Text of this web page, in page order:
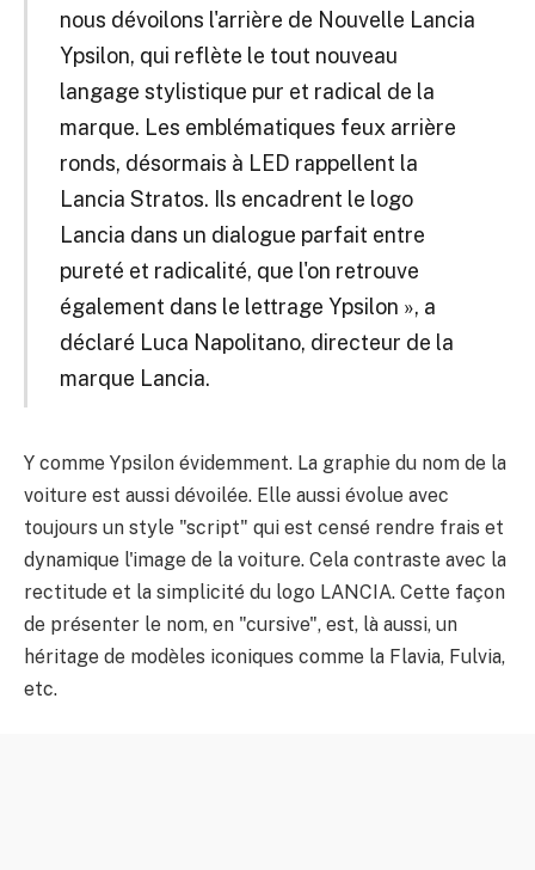
nous dévoilons l'arrière de Nouvelle Lancia
Ypsilon, qui reflète le tout nouveau
langage stylistique pur et radical de la
marque. Les emblématiques feux arrière
ronds, désormais à LED rappellent la
Lancia Stratos. Ils encadrent le logo
Lancia dans un dialogue parfait entre
pureté et radicalité, que l'on retrouve
également dans le lettrage Ypsilon », a
déclaré Luca Napolitano, directeur de la
marque Lancia.
Y comme Ypsilon évidemment. La graphie du nom de la
voiture est aussi dévoilée. Elle aussi évolue avec
toujours un style "script" qui est censé rendre frais et
dynamique l'image de la voiture. Cela contraste avec la
rectitude et la simplicité du logo LANCIA. Cette façon
de présenter le nom, en "cursive", est, là aussi, un
héritage de modèles iconiques comme la Flavia, Fulvia,
etc.